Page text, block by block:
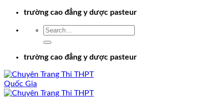
Chuyểntrường cao đẳng y dược pasteur
trường cao đẳng y dược pasteur